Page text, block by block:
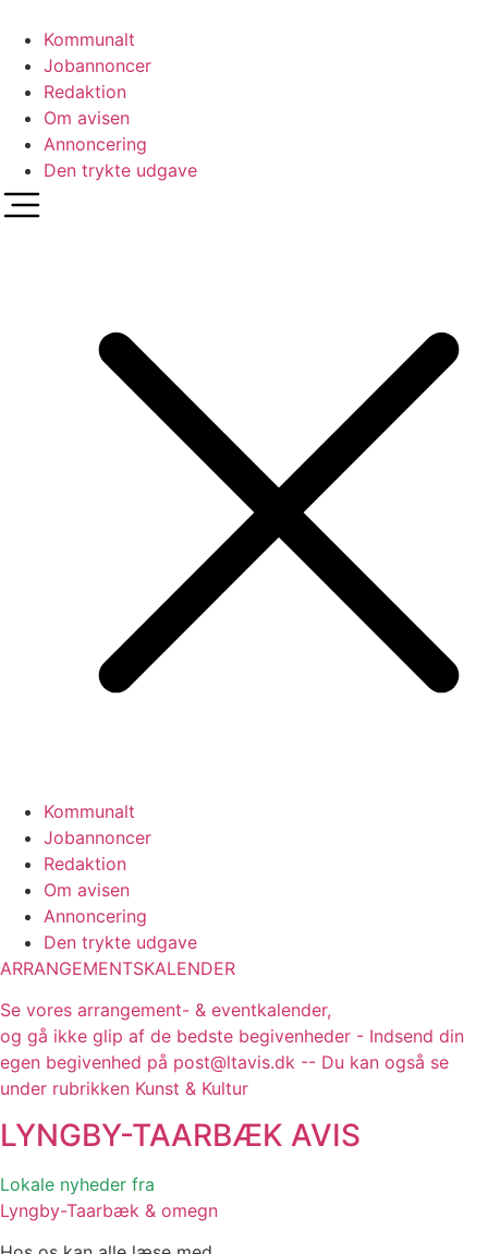
indhold
Kommunalt
Jobannoncer
Redaktion
Om avisen
Annoncering
Den trykte udgave
Kommunalt
Jobannoncer
Redaktion
Om avisen
Annoncering
Den trykte udgave
ARRANGEMENTSKALENDER
Se vores arrangement- & eventkalender,
og gå ikke glip af de bedste begivenheder - Indsend din
egen begivenhed på post@ltavis.dk -- Du kan også se
under rubrikken Kunst & Kultur
LYNGBY-TAARBÆK AVIS
Lokale nyheder fra
Lyngby-Taarbæk & omegn